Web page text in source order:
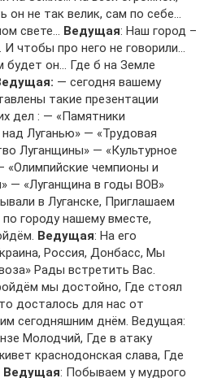
он не так велик, сам по себе…
свете… Ведущая: Наш город –
чтобы про него не говорили…
будет он… Где б на Земле
— сегодня вашему
такие презентации
дел : — «Памятники
Луганью» — «Трудовая
Луганщины» — «Культурное
«Олимпийские чемпионы и
— «Луганщина в годы ВОВ»
в Луганске, Приглашаем
городу нашему вместе,
Ведущая: На его
Россия, Донбасс, Мы
Рады встретить Вас.
мы достойно, Где стоял
досталось для нас от
сегодняшним днём. Ведущая:
Молодчий, Где в атаку
краснодонская слава, Где
Ведущая: Побываем у мудрого